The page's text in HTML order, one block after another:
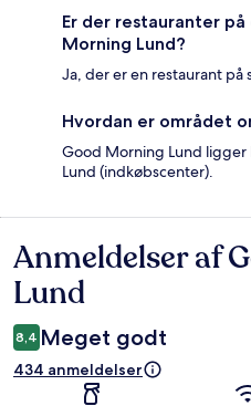
Er der restauranter
Morning Lund?
Ja, der er en restaurant på
Hvordan er området
Good Morning Lund
Lund (indkøbscenter).
Anmeldelser
Anmeldelser af
Lund
8,4 Meget godt
434 anmeldelser